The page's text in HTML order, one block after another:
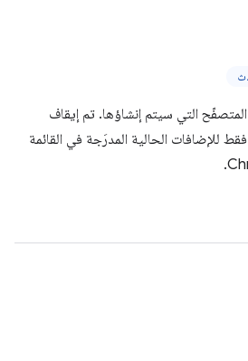
التي سيتم إنشاؤها. تم إيقاف
للإضافات الحالية المدرَجة في القائمة